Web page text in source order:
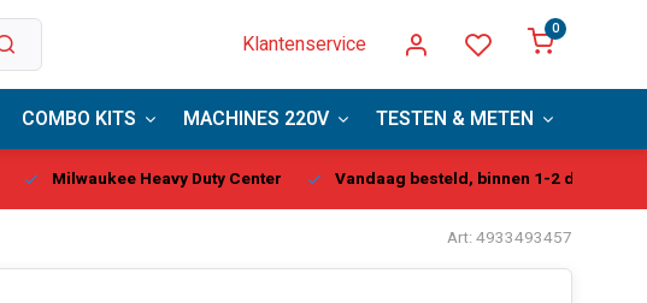
Klantenservice
0
COMBO KITS MACHINES 220V TESTEN & METEN
Milwaukee Heavy Duty Center Vandaag besteld, binnen 1-2 dagen
Art: 4933493457